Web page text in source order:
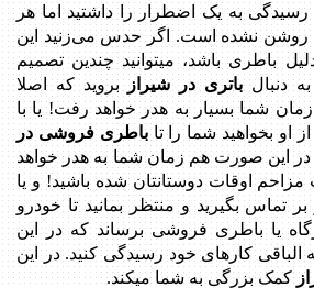
به یک اضطرار را داشتید اما هر
نشده است. اگر حدس می‌زنید این
باطری باشد، میتوانید چندین تصمیم
به دنبالباتری در شیراز بروید که اصلا
شما بسیار به هدر خواهد رفت! یا با
او بخواهید شما را تاباطری فروشی در
این صورت هم زمان شما به هدر خواهد
اوقات دوستانتان شده باشید! و یا
تماس بگیرید و منتظر بمانید تا خودرو
یا باطری فروشی برساند که در این
الباقی کارهای خود رسیدگی کنید. در این
کمک بزرگی به شما میکند.